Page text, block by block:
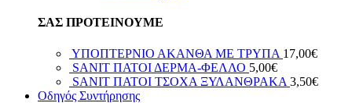
ΣΑΣ ΠΡΟΤΕΙΝΟΥΜΕ
ΥΠΟΠΤΕΡΝΙΟ ΑΚΑΝΘΑ ΜΕ ΤΡΥΠΑ 17,00€
SANIT ΠΑΤΟΙ ΔΕΡΜΑ-ΦΕΛΛΟ 5,00€
SANIT ΠΑΤΟΙ ΤΣΟΧΑ ΞΥΛΑΝΘΡΑΚΑ 3,50€
Οδηγός Συντήρησης